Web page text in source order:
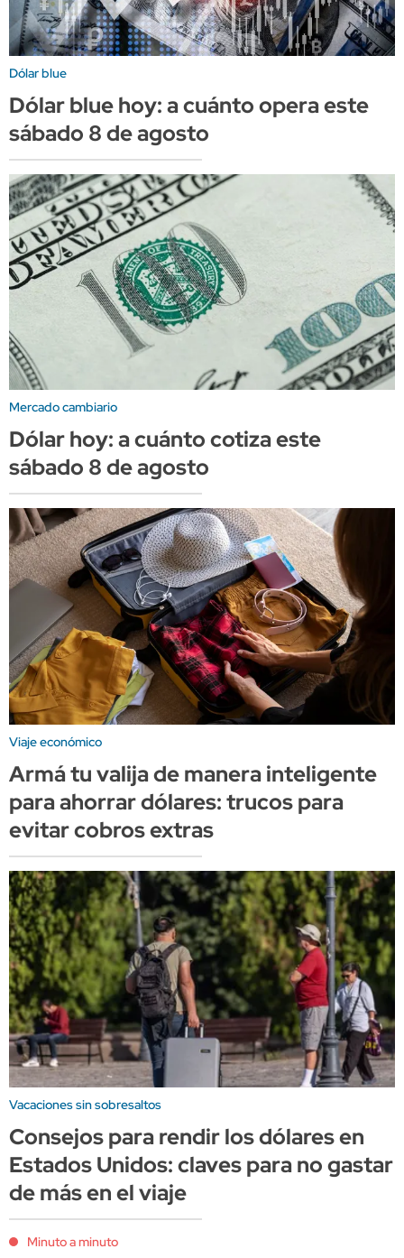
Dólar blue
Dólar blue hoy: a cuánto opera este
sábado 8 de agosto
Mercado cambiario
Dólar hoy: a cuánto cotiza este
sábado 8 de agosto
Viaje económico
Armá tu valija de manera inteligente
para ahorrar dólares: trucos para
evitar cobros extras
Vacaciones sin sobresaltos
Consejos para rendir los dólares en
Estados Unidos: claves para no gastar
de más en el viaje
Minuto a minuto